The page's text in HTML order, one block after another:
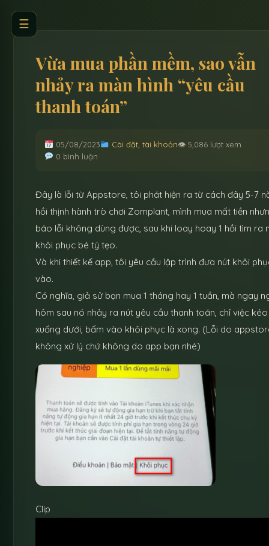
☰
Vừa mua phần mềm, sao vẫn
nhảy ra màn hình “yêu cầu
thanh toán”
05/08/2023 Cài đặt, tài khoản👁 5,086 lượt xem
0 bình luận
Đây là lỗi từ Appstore, tôi phát hiện ra từ cách đây 5-7
hồi thịnh hành trò chơi Zomplant, mình mua mất tiền
báo lỗi không dùng được, sau khi loay hoay 1 hồi tìm ra
khôi phục bé tý tẹo.
Và khi thiết kế app, tôi yêu cầu lập trình đưa nút khôi
vào.
Có nghĩa, giả sử bạn mua 1 tháng hay 1 tuần, mà ngay
hôm sau nó nhảy ra nút yêu cầu thanh toán, chỉ việc kéo
xuống dưới, bấm vào khôi phục là xong. (Lỗi do
không xử lý chứ không do app bạn nhé)
Clip